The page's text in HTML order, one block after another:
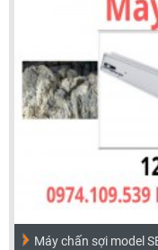
Máy chấn sợi model